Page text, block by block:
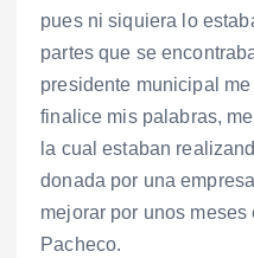
pues ni siquiera lo
partes que se
presidente municipal
finalice mis palabras,
la cual estaban
donada por una
mejorar por unos
Pacheco.